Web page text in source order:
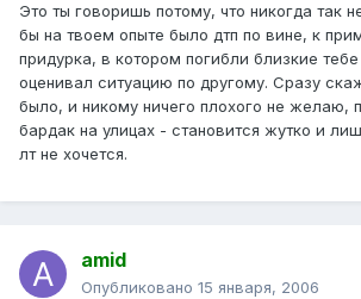
Это ты говоришь потому, что никогда так
бы на твоем опыте было дтп по вине, к
придурка, в котором погибли близкие
оценивал ситуацию по другому. Сразу
было, и никому ничего плохого не желаю,
бардак на улицах - становится жутко и
лт не хочется.
amid
Опубликовано 15 января, 2006